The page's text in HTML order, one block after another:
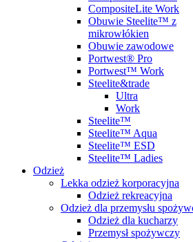
CompositeLite Work
Obuwie Steelite™ z
mikrowłókien
Obuwie zawodowe
Portwest® Pro
Portwest™ Work
Steelite&trade
Ultra
Work
Steelite™
Steelite™ Aqua
Steelite™ ESD
Steelite™ Ladies
Odzież
Lekka odzież korporacyjna
Odzież rekreacyjna
Odzież dla przemysłu
Odzież dla kucharzy
Przemysł spożywczy